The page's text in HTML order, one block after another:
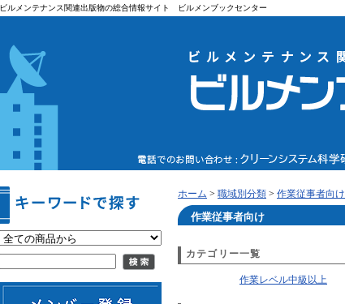
ビルメンテナンス関連出版物の総合情報サイト ビルメンブックセンター
ホーム > 職域別分類 > 作業従事者向け
作業従事者向け
カテゴリー一覧
作業レベル中級以上